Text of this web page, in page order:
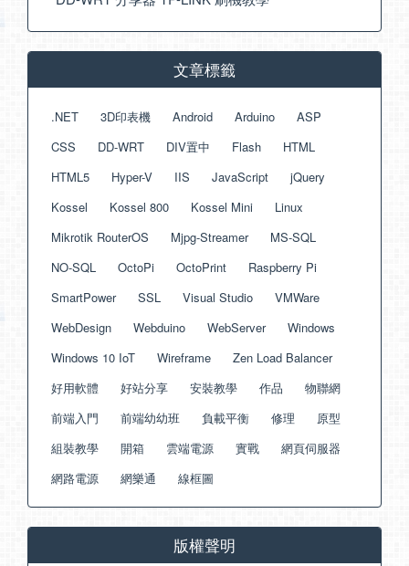
文章標籤
.NET 3D印表機 Android Arduino
ASP
CSS
DD-WRT DIV置中 Flash
HTML
HTML5
Hyper-V IIS JavaScript
jQuery
Kossel
Kossel 800 Kossel Mini
Linux
Mikrotik RouterOS
Mjpg-Streamer
MS-SQL
NO-SQL
OctoPi OctoPrint
Raspberry Pi
SmartPower
SSL Visual Studio
VMWare
WebDesign
Webduino WebServer
Windows
Windows 10 IoT
Wireframe
Zen Load Balancer
好用軟體
好站分享 安裝教學 作品
物聯網
前端入門
前端幼幼班 負載平衡 修理
原型
組裝教學
開箱 雲端電源 實戰
網頁伺服器
網路電源
網樂通 線框圖
版權聲明